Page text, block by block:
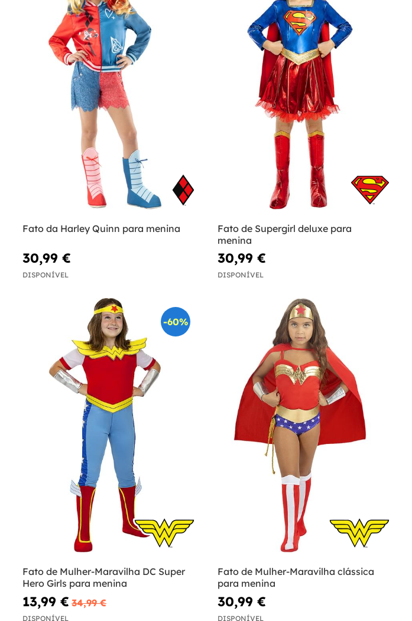
Fato da Harley Quinn para menina
30,99 €
DISPONÍVEL
Fato de Supergirl deluxe para
menina
30,99 €
DISPONÍVEL
-60%
Fato de Mulher-Maravilha DC Super
Hero Girls para menina
13,99 € 34,99 €
DISPONÍVEL
Fato de Mulher-Maravilha clássica
para menina
30,99 €
DISPONÍVEL